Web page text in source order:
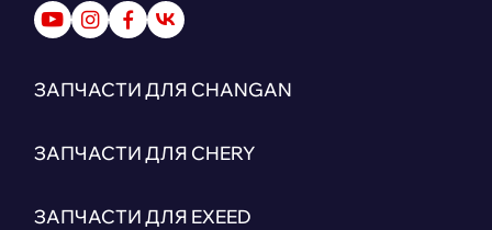
ЗАПЧАСТИ ДЛЯ CHANGAN
ЗАПЧАСТИ ДЛЯ CHERY
ЗАПЧАСТИ ДЛЯ EXEED